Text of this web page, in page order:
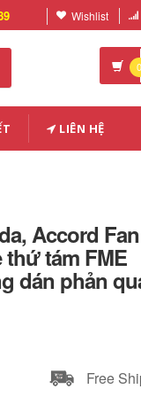
Wishlist
0
LIÊN HỆ
Accord Fan
thứ tám FME
dán phản
Free